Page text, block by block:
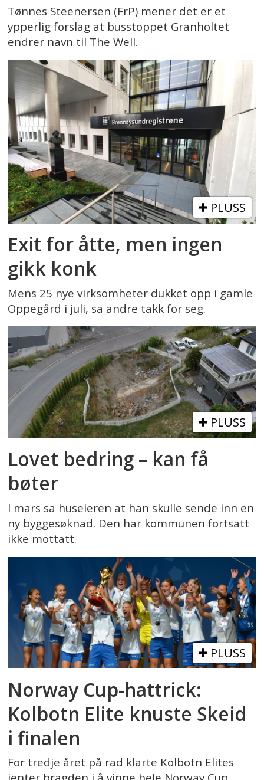
Tønnes Steenersen (FrP) mener det er et
ypperlig forslag at busstoppet Granholtet
endrer navn til The Well.
PLUSS
Exit for åtte, men ingen
gikk konk
Mens 25 nye virksomheter dukket opp i gamle
Oppegård i juli, sa andre takk for seg.
PLUSS
Lovet bedring – kan få
bøter
I mars sa huseieren at han skulle sende inn en
ny byggesøknad. Den har kommunen fortsatt
ikke mottatt.
PLUSS
Norway Cup-hattrick:
Kolbotn Elite knuste Skeid
i finalen
For tredje året på rad klarte Kolbotn Elites